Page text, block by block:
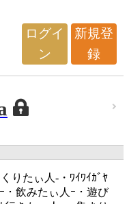
ログイ
ン
新規登
録
くりたぃ人-・ﾜｲﾜｲｶﾞﾔ
・飲みたぃ人ｰ・遊び